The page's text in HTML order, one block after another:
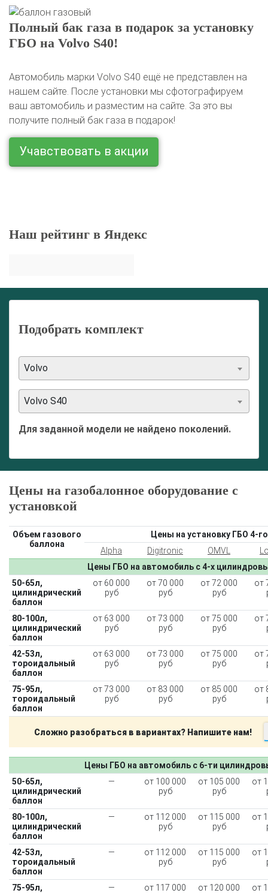
Полный бак газа в подарок за установку
ГБО на Volvo S40!
Автомобиль марки Volvo S40 ещё не представлен на
нашем сайте. После установки мы сфотографируем
ваш автомобиль и разместим на сайте. За это вы
получите полный бак газа в подарок!
Учавствовать в акции
Наш рейтинг в Яндекс
Подобрать комплект
Volvo
Volvo S40
Для заданной модели не найдено поколений.
Цены на газобалонное оборудование с
установкой
Объем газового
баллона
Цены на установку ГБО 4-
Alpha
Digitronic OMVL
Цены ГБО на автомобиль с 4-х
50-65л,
цилиндрический
баллон
от 60 000
руб
от 70 000
руб
от 72 000
руб
от
80-100л,
цилиндрический
баллон
от 63 000
руб
от 73 000
руб
от 75 000
руб
от
42-53л,
тороидальный
баллон
от 63 000
руб
от 73 000
руб
от 75 000
руб
от
75-95л,
тороидальный
баллон
от 73 000
руб
от 83 000
руб
от 85 000
руб
от
Сложно разобраться в вариантах? Напишите нам!
Цены ГБО на автомобиль с 6-ти
50-65л,
цилиндрический
баллон
—
от 100 000
руб
от 105 000
руб
от
80-100л,
цилиндрический
баллон
—
от 112 000
руб
от 115 000
руб
от
42-53л,
тороидальный
баллон
—
от 112 000
руб
от 115 000
руб
от
75-95л,
—
от 117 000
от 120 000
от